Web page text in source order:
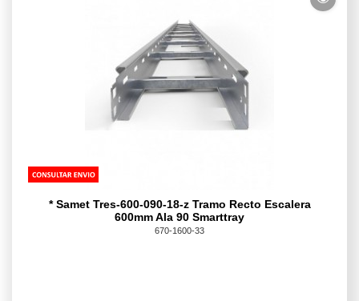
* Samet Tres-600-090-18-z Tramo Recto Escalera
600mm Ala 90 Smarttray
670-1600-33